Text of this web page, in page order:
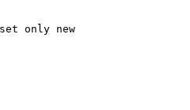
only new